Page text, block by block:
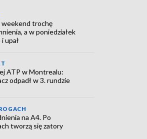
weekend trochę
a w poniedziałek
upał
ATP w Montrealu:
odpadł w 3. rundzie
na A4. Po
tworzą się zatory